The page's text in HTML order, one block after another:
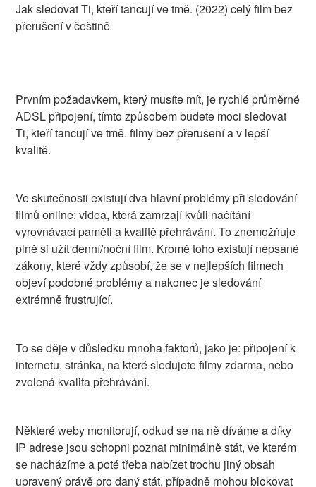
Jak sledovat Ti, kteří tancují ve tmě. (2022) celý film bez
přerušení v češtině
Prvním požadavkem, který musíte mít, je rychlé průměrné
ADSL připojení, tímto způsobem budete moci sledovat
Ti, kteří tancují ve tmě. filmy bez přerušení a v lepší
kvalitě.
Ve skutečnosti existují dva hlavní problémy při sledování
filmů online: videa, která zamrzají kvůli načítání
vyrovnávací paměti a kvalitě přehrávání. To znemožňuje
plně si užít denní/noční film. Kromě toho existují nepsané
zákony, které vždy způsobí, že se v nejlepších filmech
objeví podobné problémy a nakonec je sledování
extrémně frustrující.
To se děje v důsledku mnoha faktorů, jako je: připojení k
internetu, stránka, na které sledujete filmy zdarma, nebo
zvolená kvalita přehrávání.
Některé weby monitorují, odkud se na ně díváme a díky
IP adrese jsou schopni poznat minimálně stát, ve kterém
se nacházíme a poté třeba nabízet trochu jiný obsah
upravený právě pro daný stát, případně mohou blokovat